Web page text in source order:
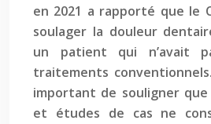
en 2021 a rapporté que le
soulager la douleur
un patient qui n’avait
traitements
important de souligner que
et études de cas ne